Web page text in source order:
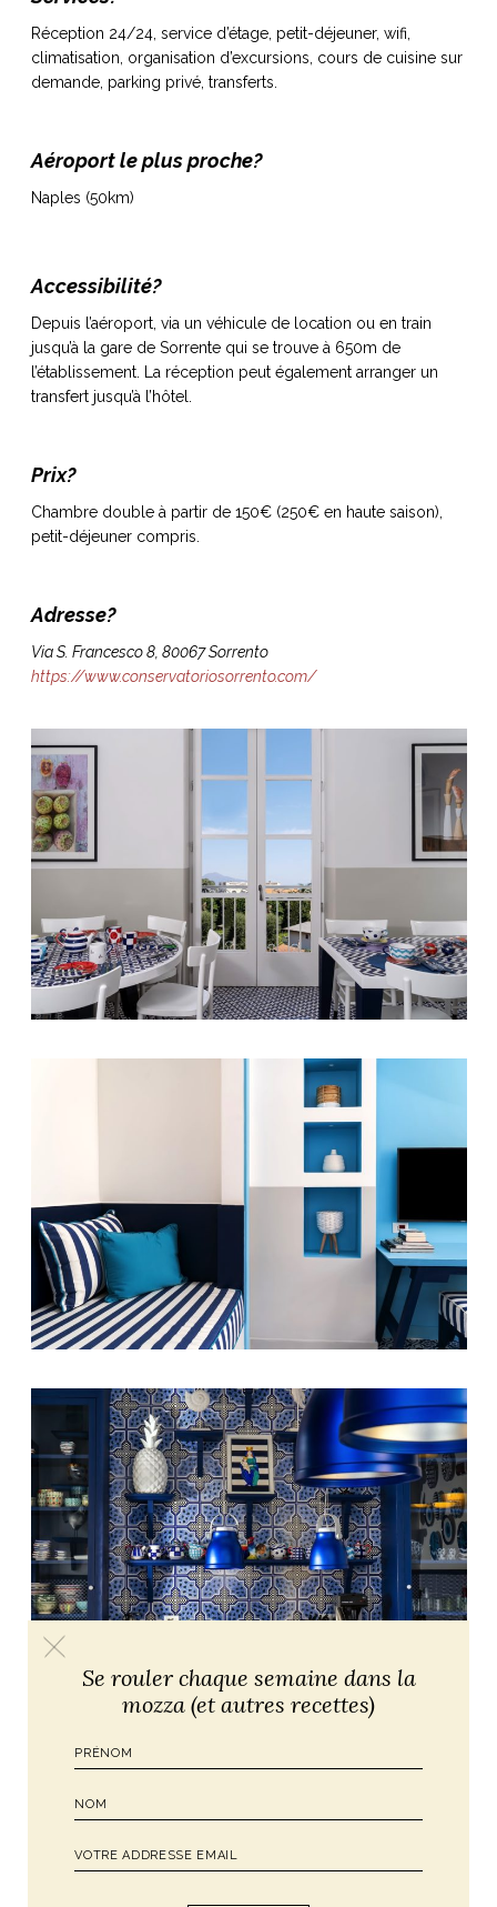
Réception 24/24, service d’étage, petit-déjeuner, wifi,
climatisation, organisation d’excursions, cours de cuisine sur
demande, parking privé, transferts.
Aéroport le plus proche?
Naples (50km)
Accessibilité?
Depuis l’aéroport, via un véhicule de location ou en train
jusqu’à la gare de Sorrente qui se trouve à 650m de
l’établissement. La réception peut également arranger un
transfert jusqu’à l’hôtel.
Prix?
Chambre double à partir de 150€ (250€ en haute saison),
petit-déjeunercompris.
Adresse?
Via S. Francesco 8, 80067 Sorrento
https://www.conservatoriosorrento.com/
Se rouler chaque semaine dans la
mozza (et autres recettes)